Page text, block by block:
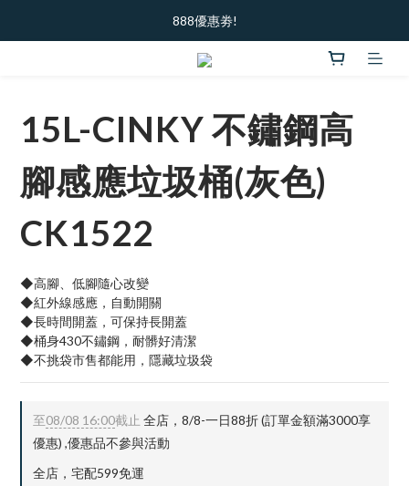
加入新會員  ｜ 領100元購物金
888優惠劵!
加入新會員  ｜ 領100元購物金
15L-CINKY 不鏽鋼高
腳感應垃圾桶(灰色)
CK1522
◆高腳、低腳隨心改變
◆紅外線感應，自動開關
◆長時間開蓋，可保持長開蓋
◆桶身430不鏽鋼，耐髒好清潔
◆不挑袋市售都能用，隱藏垃圾袋
至08/08 16:00截止 全店，8/8-一日88折 (訂單金額滿3000享
優惠) ,優惠品不參與活動
全店，宅配599免運